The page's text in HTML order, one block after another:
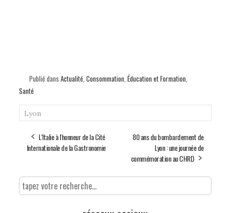
Publié dans Actualité Consommation Éducation et Formation
Santé
Lyon
L'Italie à l'honneur de la Cité
Internationale de la Gastronomie
80 ans du bombardement de
Lyon : une journée de
commémoration au CHRD